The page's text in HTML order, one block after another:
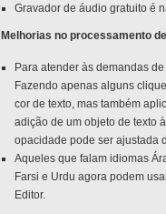
Gravador de áudio gratuito é
Melhorias no processamento
Para atender às demandas
Fazendo apenas alguns
cor de texto, mas também
adição de um objeto de texto
opacidade pode ser ajustada
Aqueles que falam idiomas
Farsi e Urdu agora podem
Editor.